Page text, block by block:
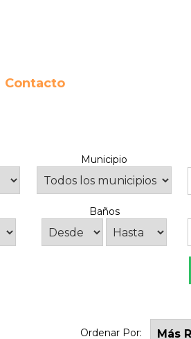
Contacto
Municipio
Baños
Ordenar Por: